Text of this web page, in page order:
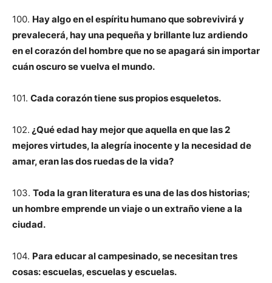
100. Hay algo en el espíritu humano que sobrevivirá y
prevalecerá, hay una pequeña y brillante luz ardiendo
en el corazón del hombre que no se apagará sin importar
cuán oscuro se vuelva el mundo.
101. Cada corazón tiene sus propios esqueletos.
102. ¿Qué edad hay mejor que aquella en que las 2
mejores virtudes, la alegría inocente y la necesidad de
amar, eran las dos ruedas de la vida?
103. Toda la gran literatura es una de las dos historias;
un hombre emprende un viaje o un extraño viene a la
ciudad.
104. Para educar al campesinado, se necesitan tres
cosas: escuelas, escuelas y escuelas.